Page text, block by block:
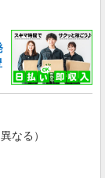
NEW
梱包作業
時 週5日勤務の
例
6時 週5日勤務の
神奈川県内（横
なる）